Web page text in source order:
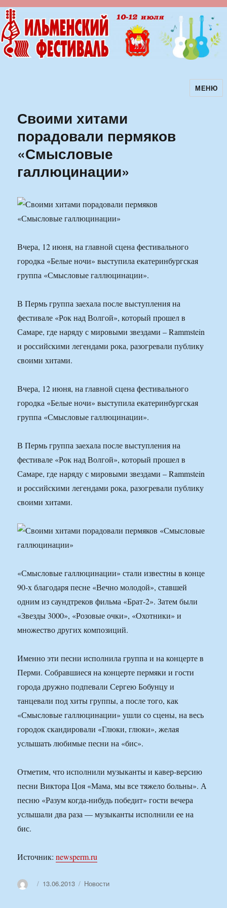
Ильменский фестиваль авторскойМЕНЮ
Своими хитами
порадовали пермяков
«Смысловые
галлюцинации»
Вчера, 12 июня, на главной сцена фестивального
городка «Белые ночи» выступила екатеринбургская
группа «Смысловые галлюцинации».
В Пермь группа заехала после выступления на
фестивале «Рок над Волгой», который прошел в
Самаре, где наряду с мировыми звездами – Rammstein
и российскими легендами рока, разогревали публику
своими хитами.
Вчера, 12 июня, на главной сцена фестивального
городка «Белые ночи» выступила екатеринбургская
группа «Смысловые галлюцинации».
В Пермь группа заехала после выступления на
фестивале «Рок над Волгой», который прошел в
Самаре, где наряду с мировыми звездами – Rammstein
и российскими легендами рока, разогревали публику
своими хитами.
«Смысловые галлюцинации» стали известны в конце
90-х благодаря песне «Вечно молодой», ставшей
одним из саундтреков фильма «Брат-2». Затем были
«Звезды 3000», «Розовые очки», «Охотники» и
множество других композиций.
Именно эти песни исполнила группа и на концерте в
Перми. Собравшиеся на концерте пермяки и гости
города дружно подпевали Сергею Бобунцу и
танцевали под хиты группы, а после того, как
«Смысловые галлюцинации» ушли со сцены, на весь
городок скандировали «Глюки, глюки», желая
услышать любимые песни на «бис».
Отметим, что исполнили музыканты и кавер-версию
песни Виктора Цоя «Мама, мы все тяжело больны». А
песню «Разум когда-нибудь победит» гости вечера
услышали два раза — музыканты исполнили ее на
бис.
Источник:newsperm.ru
АвторОпубликовано
13.06.2013 Рубрики
Новости